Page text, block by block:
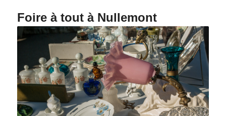
Foire à tout à Nullemont